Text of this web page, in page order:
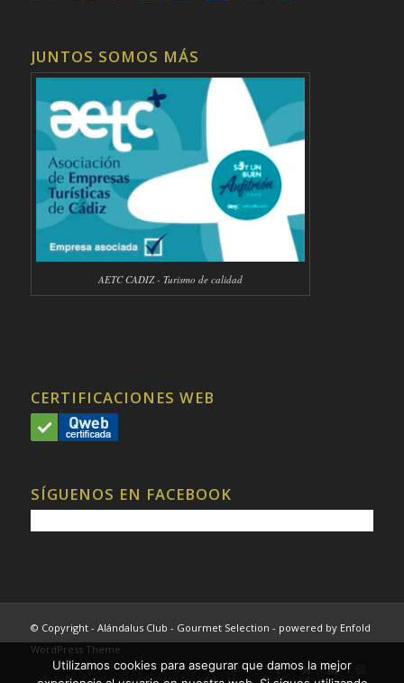
JUNTOS SOMOS MÁS
AETC CADIZ - Turismo de calidad
CERTIFICACIONES WEB
SÍGUENOS EN FACEBOOK
© Copyright - Alándalus Club - Gourmet Selection - powered by Enfold
WordPress Theme
Utilizamos cookies para asegurar que damos la mejor